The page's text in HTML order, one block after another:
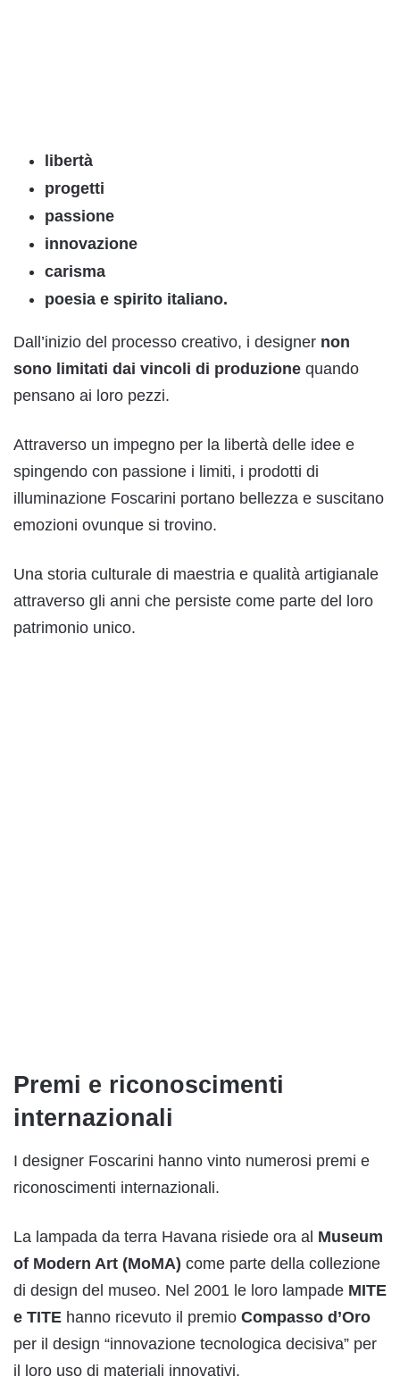
libertà
progetti
passione
innovazione
carisma
poesia e spirito italiano.
Dall’inizio del processo creativo, i designer non
sono limitati dai vincoli di produzione quando
pensano ai loro pezzi.
Attraverso un impegno per la libertà delle idee e
spingendo con passione i limiti, i prodotti di
illuminazione Foscarini portano bellezza e suscitano
emozioni ovunque si trovino.
Una storia culturale di maestria e qualità artigianale
attraverso gli anni che persiste come parte del loro
patrimonio unico.
Premi e riconoscimenti
internazionali
I designer Foscarini hanno vinto numerosi premi e
riconoscimenti internazionali.
La lampada da terra Havana risiede ora al Museum
of Modern Art (MoMA) come parte della collezione
di design del museo. Nel 2001 le loro lampade MITE
e TITE hanno ricevuto il premio Compasso d’Oro
per il design “innovazione tecnologica decisiva” per
il loro uso di materiali innovativi.